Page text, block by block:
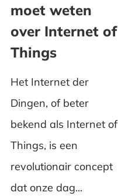
moet weten
over Internet of
Things
Het Internet der
Dingen, of beter
bekend als Internet of
Things, is een
revolutionair concept
dat onze dag...